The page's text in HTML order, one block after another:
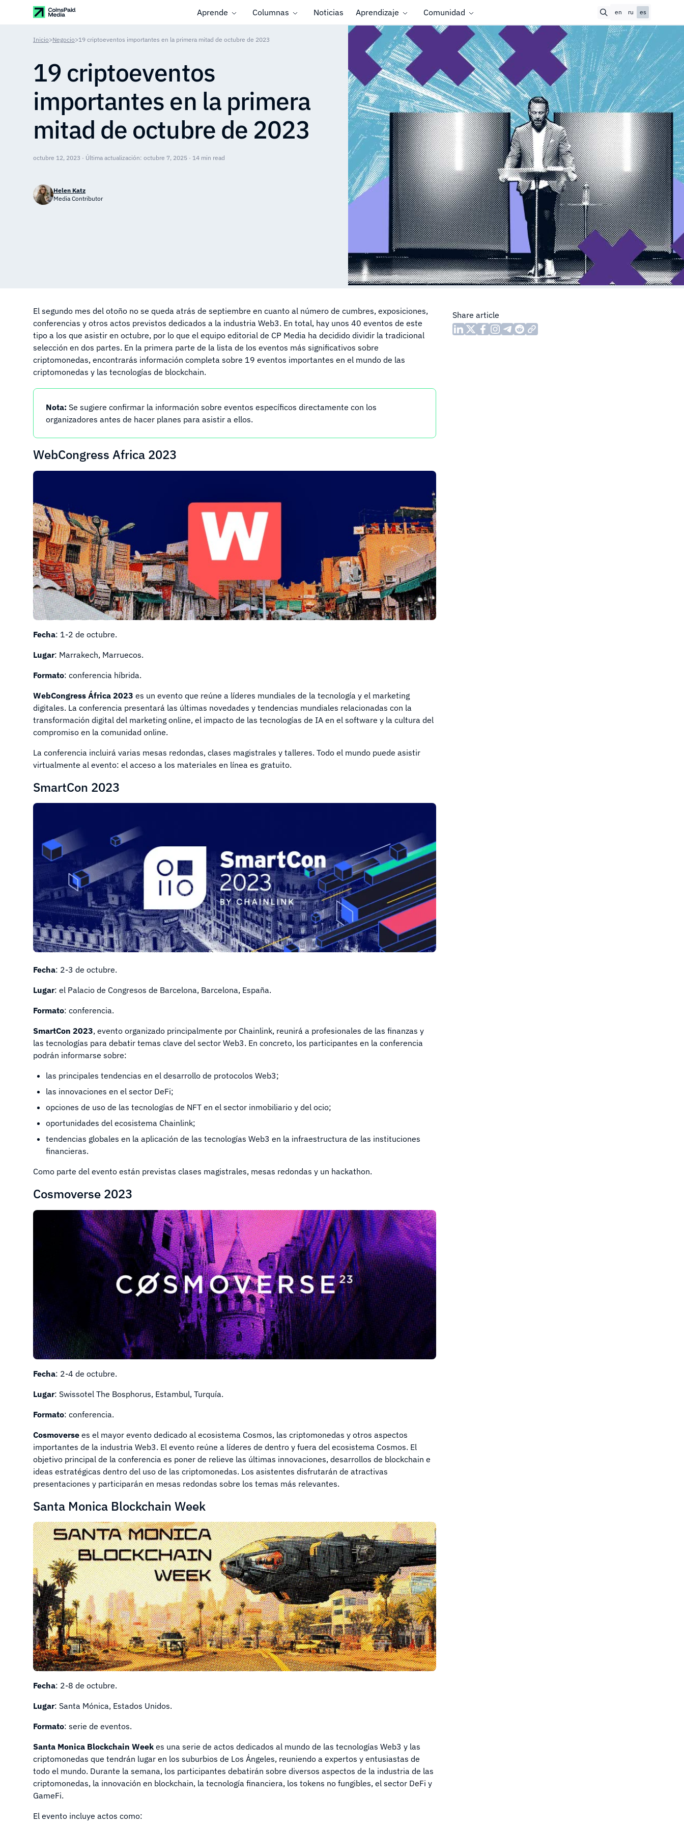
Aprende Columnas Noticias Aprendizaje Comunidad en ru es
Inicio>Negocio>19 criptoeventos importantes en la primera mitad de octubre de 2023
19 criptoeventos
importantes en la primera
mitad de octubre de 2023
octubre 12, 2023 · Última actualización: octubre 7, 2025 · 14 min read
Helen Katz
Media Contributor
El segundo mes del otoño no se queda atrás de septiembre en cuanto al número de cumbres, exposiciones,
conferencias y otros actos previstos dedicados a la industria Web3. En total, hay unos 40 eventos de este
tipo a los que asistir en octubre, por lo que el equipo editorial de CP Media ha decidido dividir la tradicional
selección en dos partes. En la primera parte de la lista de los eventos más significativos sobre
criptomonedas, encontrarás información completa sobre 19 eventos importantes en el mundo de las
criptomonedas y las tecnologías de blockchain.
Nota: Se sugiere confirmar la información sobre eventos específicos directamente con los
organizadores antes de hacer planes para asistir a ellos.
WebCongress Africa 2023
Fecha: 1-2 de octubre.
Lugar: Marrakech, Marruecos.
Formato: conferencia híbrida.
WebCongress África 2023 es un evento que reúne a líderes mundiales de la tecnología y el marketing
digitales. La conferencia presentará las últimas novedades y tendencias mundiales relacionadas con la
transformación digital del marketing online, el impacto de las tecnologías de IA en el software y la cultura del
compromiso en la comunidad online.
La conferencia incluirá varias mesas redondas, clases magistrales y talleres. Todo el mundo puede asistir
virtualmente al evento: el acceso a los materiales en línea es gratuito.
SmartCon 2023
Fecha: 2-3 de octubre.
Lugar: el Palacio de Congresos de Barcelona, Barcelona, España.
Formato: conferencia.
SmartCon 2023, evento organizado principalmente por Chainlink, reunirá a profesionales de las finanzas y
las tecnologías para debatir temas clave del sector Web3. En concreto, los participantes en la conferencia
podrán informarse sobre:
las principales tendencias en el desarrollo de protocolos Web3;
las innovaciones en el sector DeFi;
opciones de uso de las tecnologías de NFT en el sector inmobiliario y del ocio;
oportunidades del ecosistema Chainlink;
tendencias globales en la aplicación de las tecnologías Web3 en la infraestructura de las instituciones
financieras.
Como parte del evento están previstas clases magistrales, mesas redondas y un hackathon.
Cosmoverse 2023
Fecha: 2-4 de octubre.
Lugar: Swissotel The Bosphorus, Estambul, Turquía.
Formato: conferencia.
Cosmoverse es el mayor evento dedicado al ecosistema Cosmos, las criptomonedas y otros aspectos
importantes de la industria Web3. El evento reúne a líderes de dentro y fuera del ecosistema Cosmos. El
objetivo principal de la conferencia es poner de relieve las últimas innovaciones, desarrollos de blockchain e
ideas estratégicas dentro del uso de las criptomonedas. Los asistentes disfrutarán de atractivas
presentaciones y participarán en mesas redondas sobre los temas más relevantes.
Santa Monica Blockchain Week
Fecha: 2-8 de octubre.
Lugar: Santa Mónica, Estados Unidos.
Formato: serie de eventos.
Santa Monica Blockchain Week es una serie de actos dedicados al mundo de las tecnologías Web3 y las
criptomonedas que tendrán lugar en los suburbios de Los Ángeles, reuniendo a expertos y entusiastas de
todo el mundo. Durante la semana, los participantes debatirán sobre diversos aspectos de la industria de las
criptomonedas, la innovación en blockchain, la tecnología financiera, los tokens no fungibles, el sector DeFi y
GameFi.
El evento incluye actos como:
Share article